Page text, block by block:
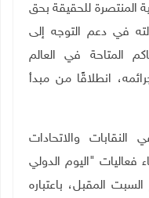
المنتصرة للحقيقة بحق
في دعم التوجه إلى
المتاحة في العالم
انطلاقًا من مبدأ
والاتحادات
فعاليات "اليوم الدولي
المقبل، باعتباره